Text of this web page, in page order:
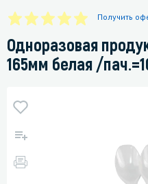
Получить
Одноразовая
165мм белая /